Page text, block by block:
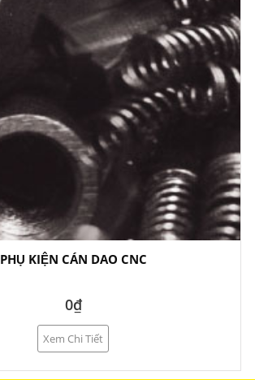
PHỤ KIỆN CÁN DAO CNC
0₫
Xem Chi Tiết